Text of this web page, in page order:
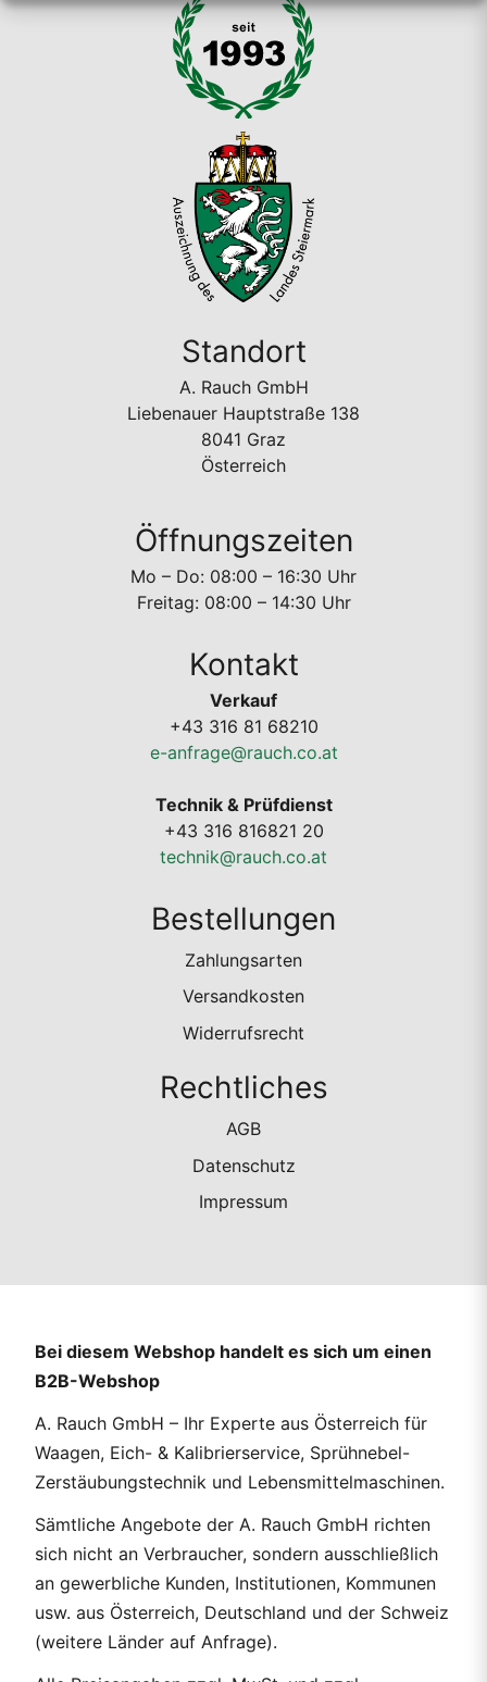
Standort
A. Rauch GmbH
Liebenauer Hauptstraße 138
8041 Graz
Österreich
Öffnungszeiten
Mo – Do: 08:00 – 16:30 Uhr
Freitag: 08:00 – 14:30 Uhr
Kontakt
Verkauf
+43 316 81 68210
e-anfrage@rauch.co.at
Technik & Prüfdienst
+43 316 816821 20
technik@rauch.co.at
Bestellungen
Zahlungsarten
Versandkosten
Widerrufsrecht
Rechtliches
AGB
Datenschutz
Impressum
Bei diesem Webshop handelt es sich um einen
B2B-Webshop
A. Rauch GmbH – Ihr Experte aus Österreich für
Waagen, Eich- & Kalibrierservice, Sprühnebel-
Zerstäubungstechnik und Lebensmittelmaschinen.
Sämtliche Angebote der A. Rauch GmbH richten
sich nicht an Verbraucher, sondern ausschließlich
an gewerbliche Kunden, Institutionen, Kommunen
usw. aus Österreich, Deutschland und der Schweiz
(weitere Länder auf Anfrage).